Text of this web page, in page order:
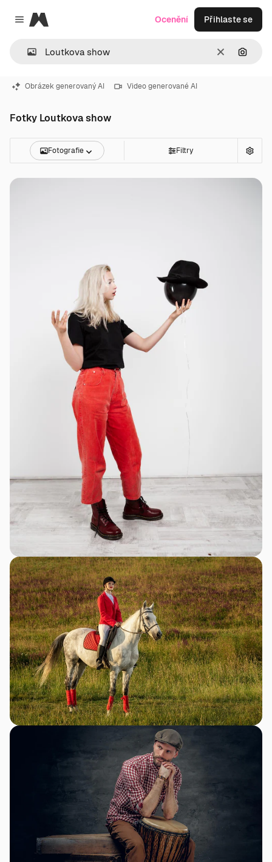
Close menu
Magnific
ZrušitHledat
Ocenění Přihlaste se
Obrázek generovaný AI Video generované AI
Fotky Loutkova show
Fotografie Filtry